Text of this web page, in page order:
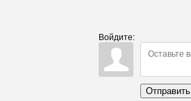
Войдите:
Отправить